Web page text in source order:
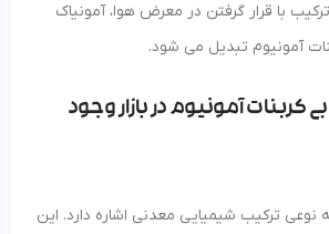
با قرار گرفتن در معرض هوا، آمونیاک
آمونیوم تبدیل می شود.
کربنات آمونیوم در بازار وجود
نوعی ترکیب شیمیایی معدنی اشاره دارد. این